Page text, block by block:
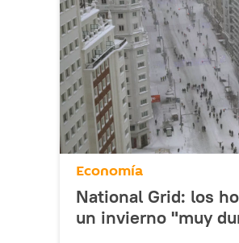
Economía
National Grid: los
un invierno "muy